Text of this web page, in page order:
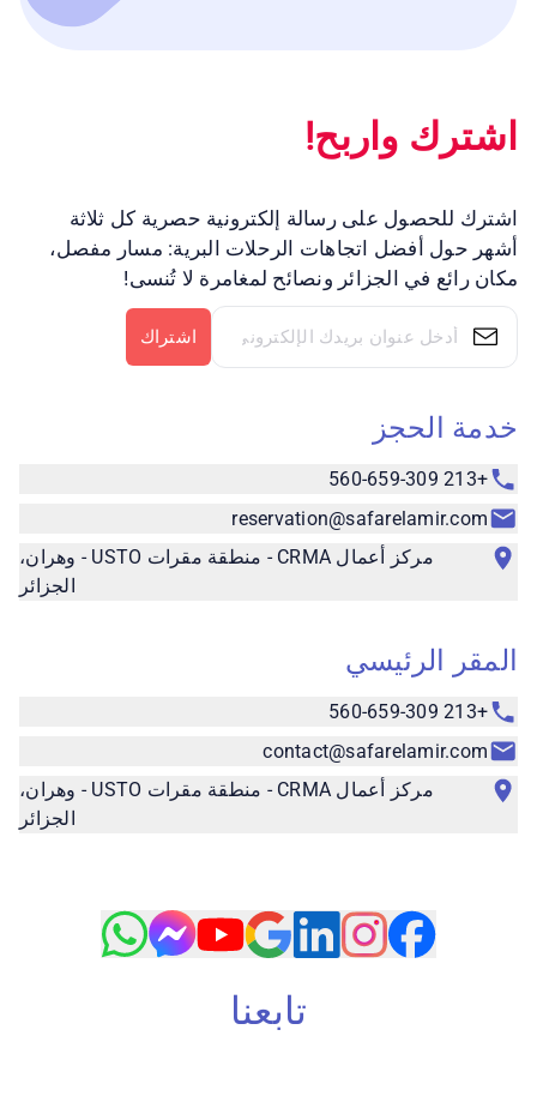
اشترك واربح!
اشترك للحصول على رسالة إلكترونية حصرية كل ثلاثة
أشهر حول أفضل اتجاهات الرحلات البرية: مسار مفصل،
مكان رائع في الجزائر ونصائح لمغامرة لا تُنسى!
اشتراك
خدمة الحجز
+213 560-659-309
reservation@safarelamir.com
مركز أعمال CRMA - منطقة مقرات USTO - وهران،
الجزائر
المقر الرئيسي
+213 560-659-309
contact@safarelamir.com
مركز أعمال CRMA - منطقة مقرات USTO - وهران،
الجزائر
تابعنا